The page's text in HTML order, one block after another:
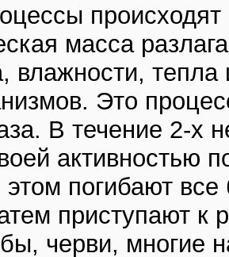
масса
влажности,
Это
В течение 2-х
активностью
погибают
приступают к
черви, многие